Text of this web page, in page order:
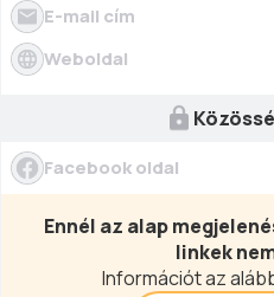
E-mail cím
Weboldal
Facebook oldal
Ennél az alap
linkek
Információt az